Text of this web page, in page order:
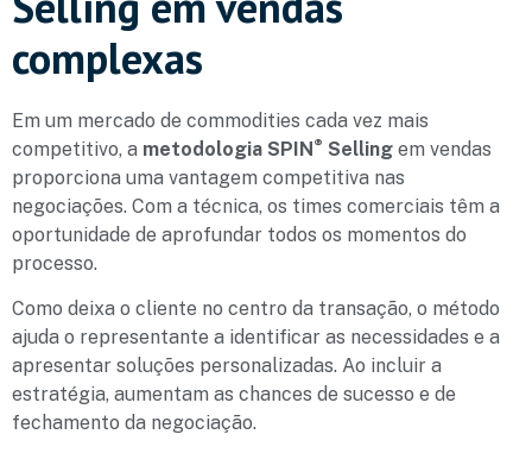
complexas
Em um mercado de commodities cada vez mais
competitivo, a metodologia SPIN® Selling em vendas
proporciona uma vantagem competitiva nas
negociações. Com a técnica, os times comerciais têm a
oportunidade de aprofundar todos os momentos do
processo.
Como deixa o cliente no centro da transação, o método
ajuda o representante a identificar as necessidades e a
apresentar soluções personalizadas. Ao incluir a
estratégia, aumentam as chances de sucesso e de
fechamento da negociação.